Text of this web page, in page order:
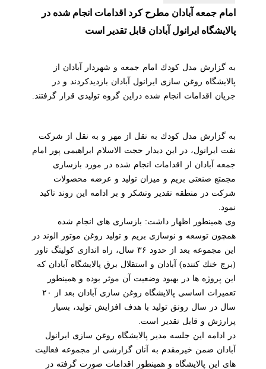
امام جمعه آبادان مطرح كرد اقدامات انجام شده در
پالایشگاه ایرانول آبادان قابل تقدیر است
به گزارش مدل كودك امام جمعه و شهردار آبادان از
پالایشگاه روغن سازی ایرانول آبادان بازدیدكردند و در
جریان اقدامات انجام شده دراین گروه تولیدی قرار گرفتند.
به گزارش مدل كودك به نقل از مهر و به نقل از شركت
نفت ایرانول، در این دیدار حجت الاسلام ابراهیمی پور امام
جمعه آبادان از اقدامات انجام شده در مورد بازسازی
مجمتع صنعتی بریم و میزان تولید و عرضه محصولات
شركت در منطقه تقدیر وتشكر و بر ادامه این روند تاكید
وی همینطور اظهار داشت: بازسازی های انجام شده
همچون توسعه و نوسازی بریم و تولید روغن موتور الوند در
این مجموعه بعد از حدود ۳۶ سال، راه اندازی كولینگ تاور
(برج خنك كننده) آبادان و استقلال برق پالایشگاه آبادان كه
این پروژه ها در بهبود وضعیت آن موثر بوده و همینطور
تعمیرات اساسی پالایشگاه روغن سازی آبادان بعد از ۲۰
سال در سال رونق تولید با هدف افزایش تولید، بسیار
پرارزش و قابل تقدیر است.
در ادامه این جلسه مدیر پالایشگاه روغن سازی ایرانول
آبادان ضمن خیرمقدم به آنان گزارشی از مجموعه فعالیت
های این پالایشگاه و همینطور اقدامات صورت گرفته در